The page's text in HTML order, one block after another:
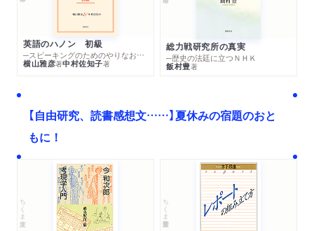
英語のハノン 初級
─スピーキングのためのやりなおし英文法スーパードリル
横山雅彦著中村佐知子著
総力戦研究所の真実
─歴史の法廷に立つＮＨＫ
飯村豊著
【自由研究、読書感想文……】夏休みの宿題のおと
もに！
ちくま文庫 ちくま学芸文庫